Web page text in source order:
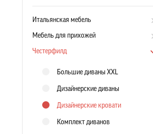
Итальянская мебель
Мебель для прихожей
Честерфилд
Большие диваны XXL
Дизайнерские диваны
Дизайнерские кровати
Комплект диванов